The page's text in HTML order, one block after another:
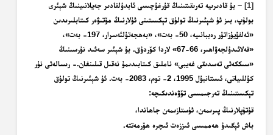
[1] – بۇ قادىرىيە تەرىقىتىنىڭ قۇرغۇچىسى ئابدۇلقادىر جەيلانىينىڭ شېئرى
بولۇپ، بىز ئۇ شېئىرنىڭ تولۇق تېكىستىنى ئۇلارنىڭ مۆتىۋەر كىتابلىرىدىن
«ئەلفۇيۇزاتۇر رەببانىيە، 50- بەت»، «بەھجەتۇلئەسرار، 197- بەت»،
«قەلائىدۇلجەۋاھىر، 66-67» لاردا كۆردۇق. بۇ شېئىر سەئىد نۇرسىنىڭ
«سىككەئى تەسدىقى غەيبى» ناملىق كىتابىدىمۇ نەقىل قىلىنغان.- رىسالەئى نۇر
كۇللىياتى، ئىستانبۇل 1995، 2- توم، 2083- بەت. ئۇ شېئىرنىڭ تولۇق
تېكىستىنىڭ تەرجىمىسى تۆۋەندىكىچە:
قۇتۇپلارنىڭ پىرىمەن، ئۇستازىمەن جاھاندا،
باش ئېگىدۇ ھەممىسى ئىززەت ئىچرە ھۆرمەتتە.